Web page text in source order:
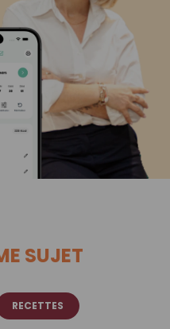
SUJET
RECETTES